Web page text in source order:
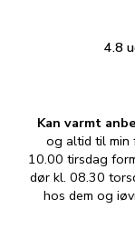
4.8
Kan varmt
og altid til min
10.00 tirsdag
dør kl. 08.30
hos dem og